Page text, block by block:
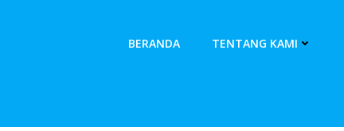
BERANDA TENTANG KAMI